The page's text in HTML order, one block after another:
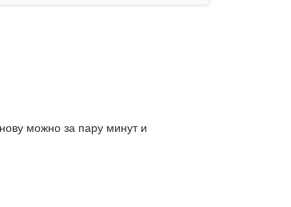
можно за пару минут и